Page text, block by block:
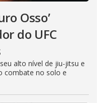
Osso’
do UFC
alto nível de jiu-jitsu e
combate no solo e